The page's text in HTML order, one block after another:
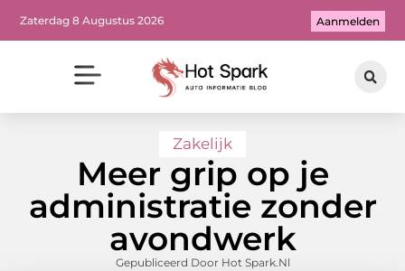
Zaterdag 8 Augustus 2026 Aanmelden
Zakelijk
Meer grip op je
administratie zonder
avondwerk
Gepubliceerd Door Hot Spark.nl